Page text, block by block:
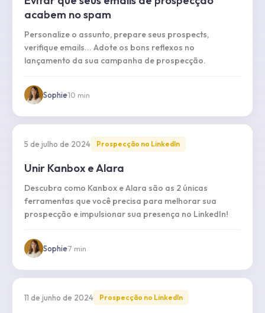
acabem no spam
Personalize o assunto, prepare seus prospects,
verifique emails... Adote os bons reflexos no
lançamento da sua campanha de prospecção.
Sophie·10 min
5 de julho de 2024 Prospecção no LinkedIn
Unir Kanbox e Alara
Descubra como Kanbox e Alara são as 2 únicas
ferramentas que você precisa para melhorar sua
prospecção e impulsionar sua presença no LinkedIn!
Sophie·7 min
11 de junho de 2024 Prospecção no LinkedIn